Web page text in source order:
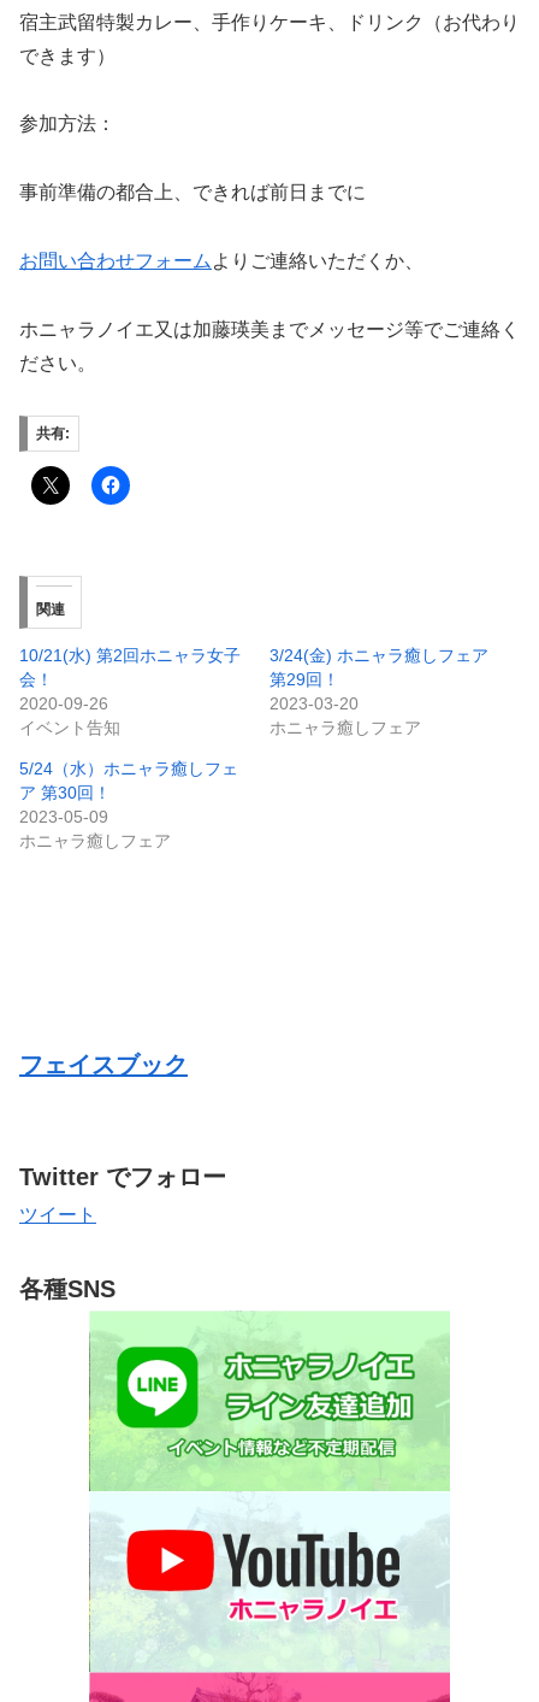
宿主武留特製カレー、手作りケーキ、ドリンク（お代わり
できます）
参加方法：
事前準備の都合上、できれば前日までに
お問い合わせフォーム よりご連絡いただくか、
ホニャラノイエ又は加藤瑛美までメッセージ等でご連絡く
ださい。
共有:
関連
10/21(水) 第2回ホニャラ女子
会！
2020-09-26
イベント告知
3/24(金) ホニャラ癒しフェア
第29回！
2023-03-20
ホニャラ癒しフェア
5/24（水）ホニャラ癒しフェ
ア 第30回！
2023-05-09
ホニャラ癒しフェア
フェイスブック
Twitter でフォロー
ツイート
各種SNS